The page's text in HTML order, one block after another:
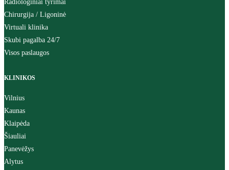
Radiologiniai tyrimai
Chirurgija / Ligoninė
Virtuali klinika
Skubi pagalba 24/7
Visos paslaugos
KLINIKOS
Vilnius
Kaunas
Klaipėda
Šiauliai
Panevėžys
Alytus